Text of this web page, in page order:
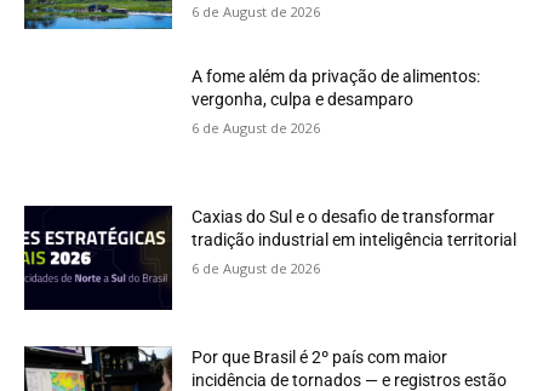
6 de August de 2026
A fome além da privação de alimentos:
vergonha, culpa e desamparo
6 de August de 2026
Caxias do Sul e o desafio de transformar
tradição industrial em inteligência territorial
6 de August de 2026
Por que Brasil é 2º país com maior
incidência de tornados — e registros estão